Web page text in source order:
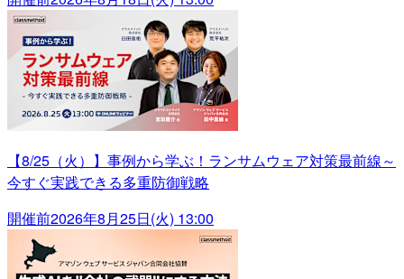
【8/25（火）】事例から学ぶ！ランサムウェア対策最前線～
今すぐ実践できる多重防御戦略
開催前2026年8月25日(火) 13:00